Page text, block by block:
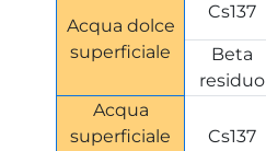
Acqua dolce
superficiale
Cs137
Beta
residuo
Acqua
superficiale
Cs137